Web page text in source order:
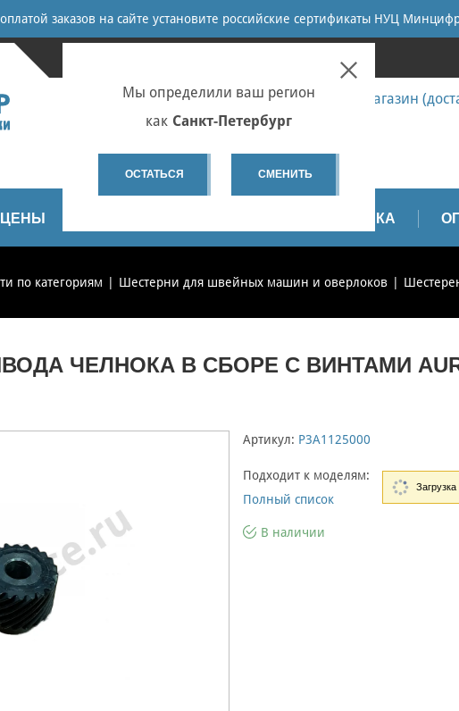
заказов на сайте установите российские сертификаты НУЦ
Мы определили ваш регион
как Санкт-Петербург
ОСТАТЬСЯ СМЕНИТЬ
+7 (812) 655-67-58 Запчасти - интернет-магазин
+7 (812) 655-67-37 Ремонт
infospb@sewservice.ru
ЦЕНЫ ДОСТАВКА
по категориям Шестерни для швейных машин и оверлоков
ЧЕЛНОКА В СБОРЕ С ВИНТАМИ
Артикул: P3A1125000
Подходит к моделям:
Полный список
В наличии
Загрузка